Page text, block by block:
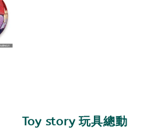
Toy story 玩具總動